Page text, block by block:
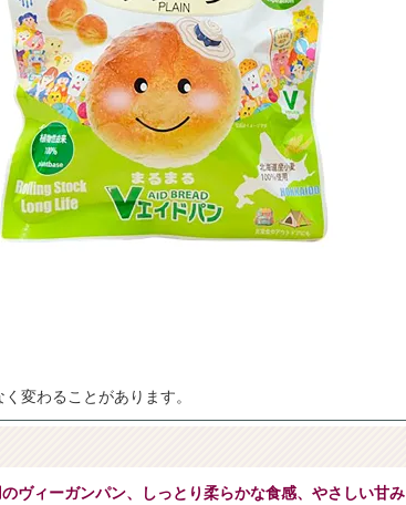
変わることがあります。
ヴィーガンパン、しっとり柔らかな食感、やさしい甘み